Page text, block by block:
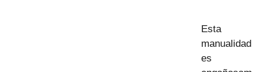
Esta
manualidad
es